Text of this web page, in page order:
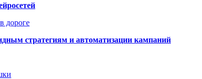
дороге
стратегиям и автоматизации кампаний